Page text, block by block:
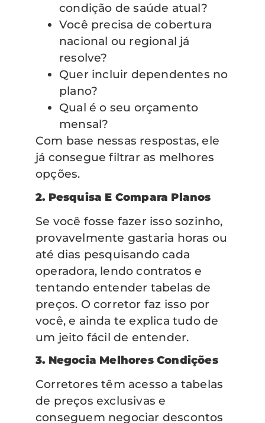
condição de saúde atual?
Você precisa de cobertura
nacional ou regional já
resolve?
Quer incluir dependentes no
plano?
Qual é o seu orçamento
mensal?
Com base nessas respostas, ele
já consegue filtrar as melhores
opções.
2. Pesquisa E Compara Planos
Se você fosse fazer isso sozinho,
provavelmente gastaria horas ou
até dias pesquisando cada
operadora, lendo contratos e
tentando entender tabelas de
preços. O corretor faz isso por
você, e ainda te explica tudo de
um jeito fácil de entender.
3. Negocia Melhores Condições
Corretores têm acesso a tabelas
de preços exclusivas e
conseguem negociar descontos